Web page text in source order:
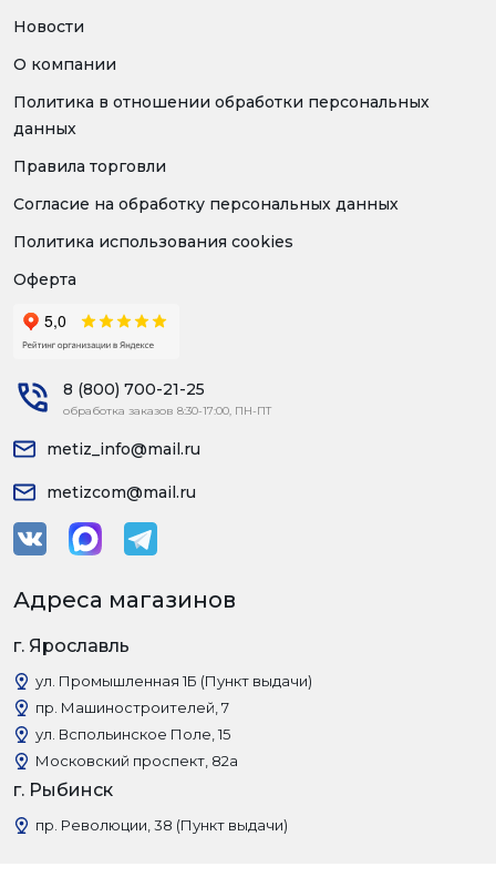
Новости
О компании
Политика в отношении обработки персональных
данных
Правила торговли
Согласие на обработку персональных данных
Политика использования cookies
Оферта
8 (800) 700-21-25
обработка заказов 8:30-17:00, ПН-ПТ
metiz_info@mail.ru
metizcom@mail.ru
Адреса магазинов
г. Ярославль
ул. Промышленная 1Б (Пункт выдачи)
пр. Машиностроителей, 7
ул. Вспольинское Поле, 15
Московский проспект, 82а
г. Рыбинск
пр. Революции, 38 (Пункт выдачи)